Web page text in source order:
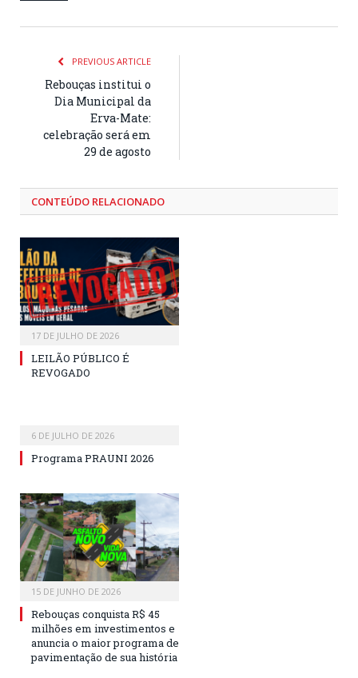
PREVIOUS ARTICLE
Rebouças institui o
Dia Municipal da
Erva-Mate:
celebração será em
29 de agosto
CONTEÚDO RELACIONADO
17 DE JULHO DE 2026
LEILÃO PÚBLICO É
REVOGADO
6 DE JULHO DE 2026
Programa PRAUNI 2026
15 DE JUNHO DE 2026
Rebouças conquista R$ 45
milhões em investimentos e
anuncia o maior programa de
pavimentação de sua história